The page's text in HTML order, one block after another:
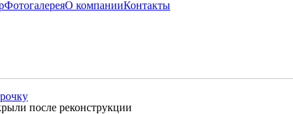
ФотогалереяО компанииКонтакты
после реконструкции